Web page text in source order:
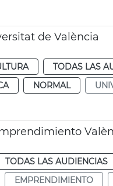
de València
TODAS LAS
NORMAL
TODAS LAS AUDIENCIAS
EMPRENDIMIENTO